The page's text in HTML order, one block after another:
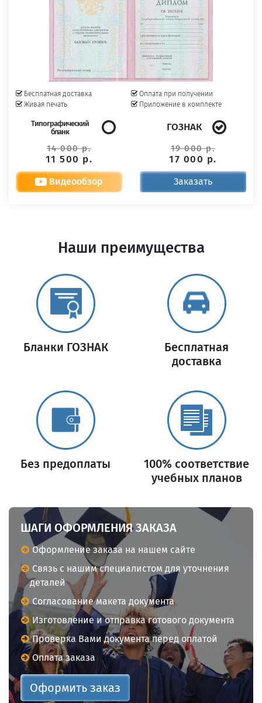
Бесплатная доставка
Живая печать
Оплата при получении
Приложение в комплекте
Типографический
бланк
14 000 р.
11 500 р.
ГОЗНАК
19 000 р.
17 000 р.
Видеообзор Заказать
Наши преимущества
Бланки ГОЗНАК
Бесплатная
доставка
Без предоплаты
100% соответствие
учебных планов
ШАГИ ОФОРМЛЕНИЯ ЗАКАЗА
Оформление заказа на нашем сайте
Связь с нашим специалистом для уточнения
деталей
Согласование макета документа
Изготовление и отправка готового документа
Проверка Вами документа перед оплатой
Оплата заказа
Оформить заказ